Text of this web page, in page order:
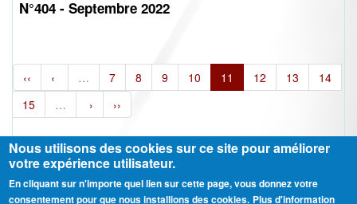
N°404 - Septembre 2022
‹‹ ‹ … 7 8 9 10 11 12 13
14
15
… › ››
Ⓒ CGT Fédération THCB - Tous les droits réservés - Mentions légales
Nous utilisons des cookies sur ce site pour améliorer
votre expérience utilisateur.
En cliquant sur n'importe quel lien sur cette page, vous donnez votre
consentement pour que nous installions des cookies. Plus d'information